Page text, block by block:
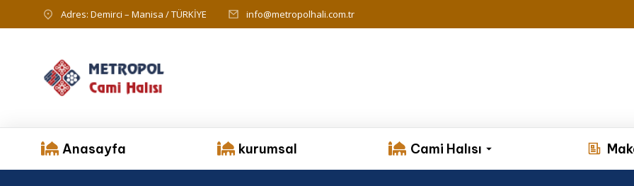
Adres: Demirci – Manisa / TÜRKİYE info@metropolhali.com.tr
Anasayfa kurumsal Cami Halısı